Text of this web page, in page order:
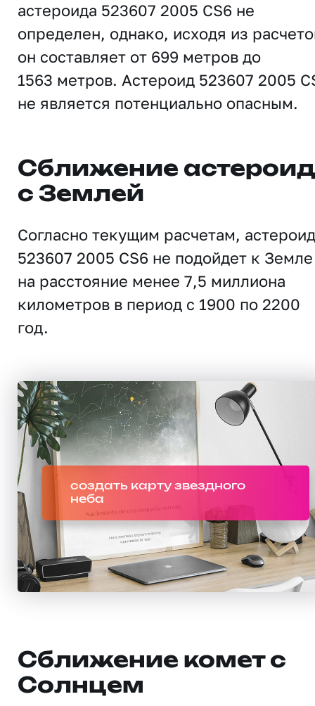
астероида 523607 2005 CS6 не
определен, однако, исходя из
он составляет от 699 метров до
1563 метров. Астероид 523607 2005
не является потенциально опасным.
Сближение
с Землей
Согласно текущим расчетам, астероид
523607 2005 CS6 не подойдет к Земле
на расстояние менее 7,5 миллиона
километров в период с 1900 по 2200
год.
создать карту звездного
неба
Сближение комет с
Солнцем